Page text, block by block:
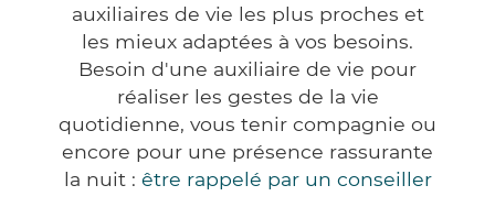
auxiliaires de vie les plus proches et
les mieux adaptées à vos besoins.
Besoin d'une auxiliaire de vie pour
réaliser les gestes de la vie
quotidienne, vous tenir compagnie ou
encore pour une présence rassurante
la nuit : être rappelé par un conseiller